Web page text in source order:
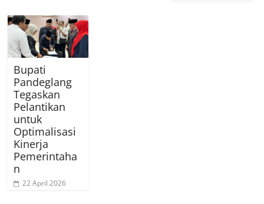
Bupati
Pandeglang
Tegaskan
Pelantikan
untuk
Optimalisasi
Kinerja
Pemerintaha
n
22 April 2026